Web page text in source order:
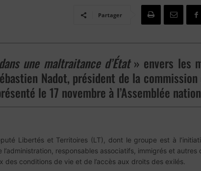
Partager
une maltraitance d’État» envers les
Nadot, président de la
le 17 novembre à l’Assemblée
Libertés et Territoires (LT), dont le groupe est à
responsables associatifs, immigrés et
des conditions de vie et de l’accès aux droits des exilés.